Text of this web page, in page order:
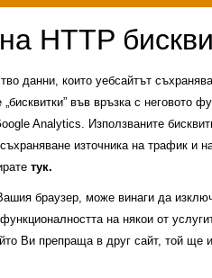
данни, които уебсайтът
във връзка с неговото
Analytics. Използваните
източника на трафик и
тук.
браузер, може винаги да
на някои от
Ви препраща в друг сайт, той ще